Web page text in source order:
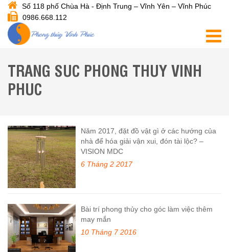
Số 118 phố Chùa Hà - Định Trung – Vĩnh Yên – Vĩnh Phúc
0986.668.112
TRANG SUC PHONG THUY VINH
PHUC
Năm 2017, đặt đồ vật gì ở các hướng của
nhà để hóa giải vận xui, đón tài lộc? –
VISION MDC
6 Tháng 2 2017
Bài trí phong thủy cho góc làm việc thêm
may mắn
10 Tháng 7 2016